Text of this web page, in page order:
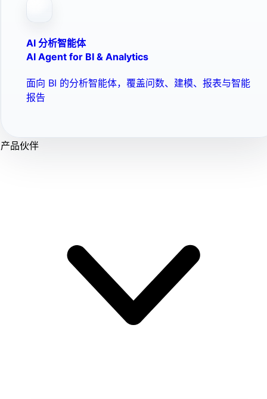
AI 分析智能体
AI Agent for BI & Analytics
面向 BI 的分析智能体，覆盖问数、建模、报表与智能
报告
产品伙伴